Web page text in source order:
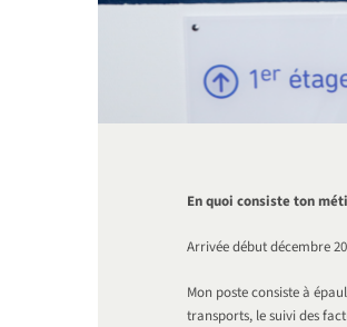
En quoi consiste ton
Arrivée début décembre
Mon poste consiste à
transports, le suivi des